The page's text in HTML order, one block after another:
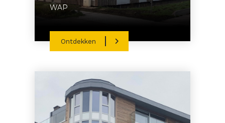
WAP
Ontdekken